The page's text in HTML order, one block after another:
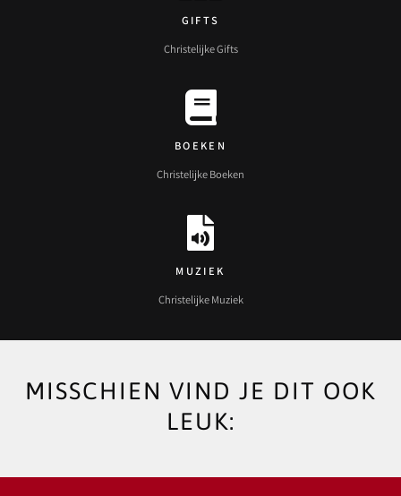
GIFTS
Christelijke Gifts
BOEKEN
Christelijke Boeken
MUZIEK
Christelijke Muziek
MISSCHIEN VIND JE DIT OOK
LEUK: